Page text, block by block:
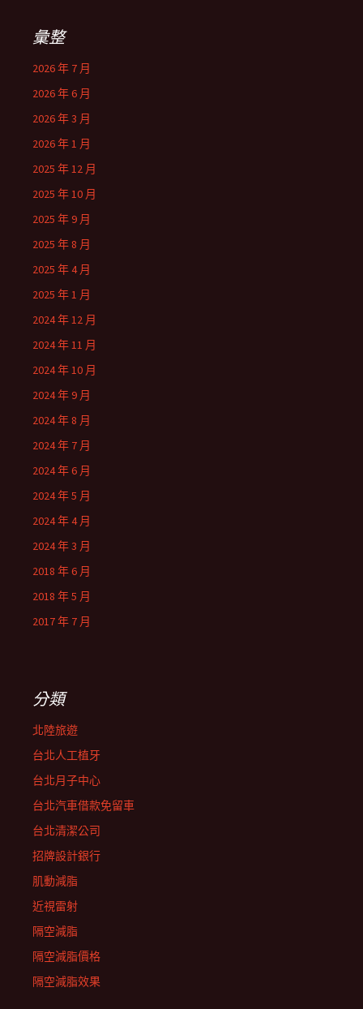
彙整
2026 年 7 月
2026 年 6 月
2026 年 3 月
2026 年 1 月
2025 年 12 月
2025 年 10 月
2025 年 9 月
2025 年 8 月
2025 年 4 月
2025 年 1 月
2024 年 12 月
2024 年 11 月
2024 年 10 月
2024 年 9 月
2024 年 8 月
2024 年 7 月
2024 年 6 月
2024 年 5 月
2024 年 4 月
2024 年 3 月
2018 年 6 月
2018 年 5 月
2017 年 7 月
分類
北陸旅遊
台北人工植牙
台北月子中心
台北汽車借款免留車
台北清潔公司
招牌設計銀行
肌動減脂
近視雷射
隔空減脂
隔空減脂價格
隔空減脂效果